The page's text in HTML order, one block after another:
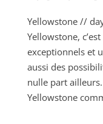
Yellowstone //
Yellowstone,
exceptionnels et
aussi des
nulle part
Yellowstone